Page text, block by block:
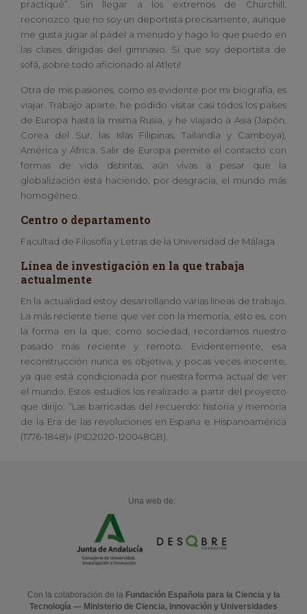
practiqué”. Sin llegar a los extremos de Churchill,
reconozco que no soy un deportista precisamente, aunque
me gusta jugar al pádel a menudo y hago lo que puedo en
las clases dirigidas del gimnasio. Sí que soy deportista de
sofá, ¡sobre todo aficionado al Atleti!
Otra de mis pasiones, como es evidente por mi biografía, es
viajar. Trabajo aparte, he podido visitar casi todos los países
de Europa hasta la misma Rusia, y he viajado a Asia (Japón,
Corea del Sur, las Islas Filipinas, Tailandia y Camboya),
América y África. Salir de Europa permite el contacto con
formas de vida distintas, aún vivas a pesar que la
globalización está haciendo, por desgracia, el mundo más
homogéneo.
Centro o departamento
Facultad de Filosofía y Letras de la Universidad de Málaga
Línea de investigación en la que trabaja
actualmente
En la actualidad estoy desarrollando varias líneas de trabajo.
La más reciente tiene que ver con la memoria, esto es, con
la forma en la que, como sociedad, recordamos nuestro
pasado más reciente y remoto. Evidentemente, esa
reconstrucción nunca es objetiva, y pocas veces inocente,
ya que está condicionada por nuestra forma actual de ver
el mundo. Estos estudios los realizado a partir del proyecto
que dirijo: “Las barricadas del recuerdo: historia y memoria
de la Era de las revoluciones en España e Hispanoamérica
(1776-1848)» (PID2020-120048GB).
Una web de:
Con la colaboración de la Fundación Española para la Ciencia y la
Tecnología — Ministerio de Ciencia, Innovación y Universidades